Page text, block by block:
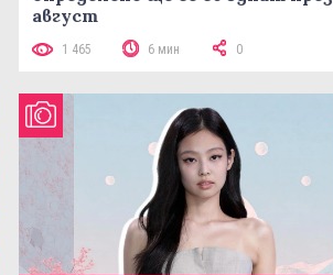
август
1 465 6 мин 0